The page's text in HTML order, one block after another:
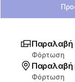
Παραλαβή
Φόρτωση
Φόρτωση